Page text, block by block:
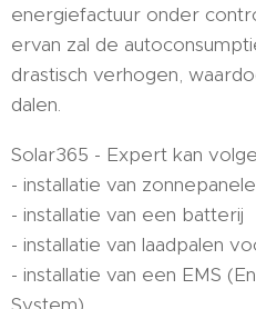
energiefactuur onder
ervan zal de
drastisch verhogen,
dalen.
Solar365 - Expert kan
- installatie van
- installatie van een batterij
- installatie van laadpalen
- installatie van een EMS